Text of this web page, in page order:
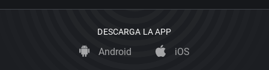
DESCARGA LA APP
Android iOS